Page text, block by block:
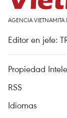
AGENCIA VIETNAMITA
Editor en jefe:
Propiedad
RSS
Idiomas